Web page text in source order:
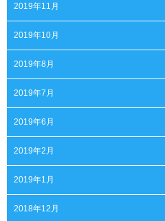
2019年11月
2019年10月
2019年8月
2019年7月
2019年6月
2019年2月
2019年1月
2018年12月